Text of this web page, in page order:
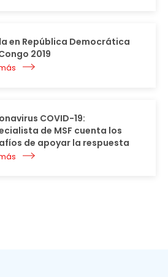
en República Democrática
2019
COVID-19:
de MSF cuenta los
de apoyar la respuesta